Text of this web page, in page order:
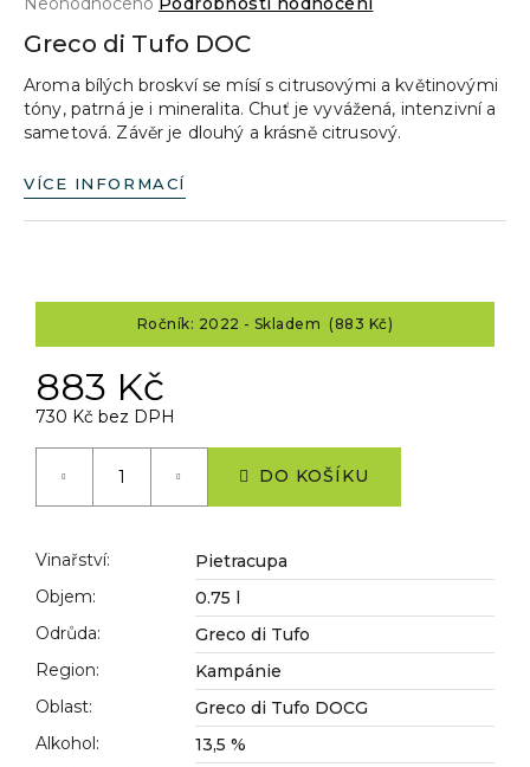
produktu
0,0
z
5
Greco di Tufo DOC
Aroma bílých broskví se mísí s citrusovými a květinovými
tóny, patrná je i mineralita. Chuť je vyvážená, intenzivní a
sametová. Závěr je dlouhý a krásně citrusový.
VÍCE INFORMACÍ
Ročník: 2022 - Skladem (883 Kč)
883 Kč
730 Kč bez DPH
DO KOŠÍKU
Vinařství:
Pietracupa
Objem:
0.75 l
Odrůda:
Greco di Tufo
Region:
Kampánie
Oblast:
Greco di Tufo DOCG
Alkohol:
13,5 %
a
j
í
t
D
o
p
o
u
u
m
e